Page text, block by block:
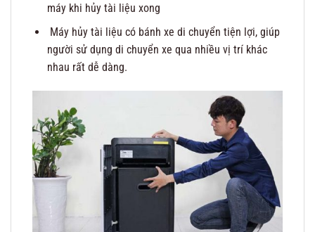
máy khi hủy tài liệu xong
Máy hủy tài liệu có bánh xe di chuyển tiện lợi, giúp
người sử dụng di chuyển xe qua nhiều vị trí khác
nhau rất dễ dàng.